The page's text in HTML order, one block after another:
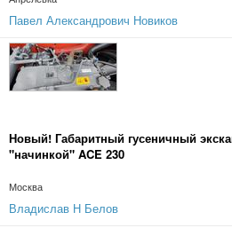
Павел Александрович Новиков
Новый! Габаритный гусеничный
"начинкой" ACE 230
Москва
Владислав Н Белов